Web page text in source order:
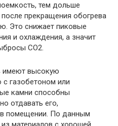
тем дольше
прекращения обогрева
Это снижает пиковые
и охлаждения, а значит
CO2.
имеют высокую
газобетоном или
камни способны
отдавать его,
в помещении. По данным